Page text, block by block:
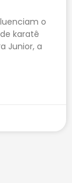
o
karatê
Junior, a